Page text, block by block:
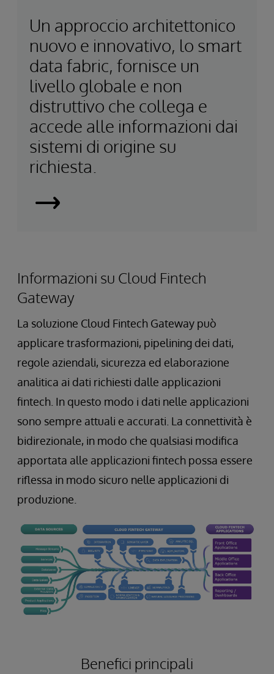
Un approccio architettonico
nuovo e innovativo, lo smart
data fabric, fornisce un
livello globale e non
distruttivo che collega e
accede alle informazioni dai
sistemi di origine su
richiesta.
Smart
Informazioni su Cloud Fintech
Gateway
La soluzione Cloud Fintech Gateway può
applicare trasformazioni, pipelining dei dati,
regole aziendali, sicurezza ed elaborazione
analitica ai dati richiesti dalle applicazioni
fintech. In questo modo i dati nelle applicazioni
sono sempre attuali e accurati. La connettività è
bidirezionale, in modo che qualsiasi modifica
apportata alle applicazioni fintech possa essere
riflessa in modo sicuro nelle applicazioni di
produzione.
Benefici principali